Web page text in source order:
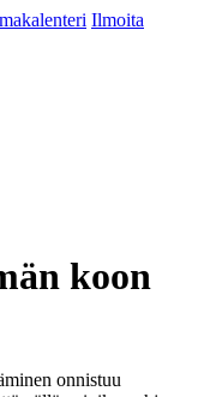
Ilmoita
koon